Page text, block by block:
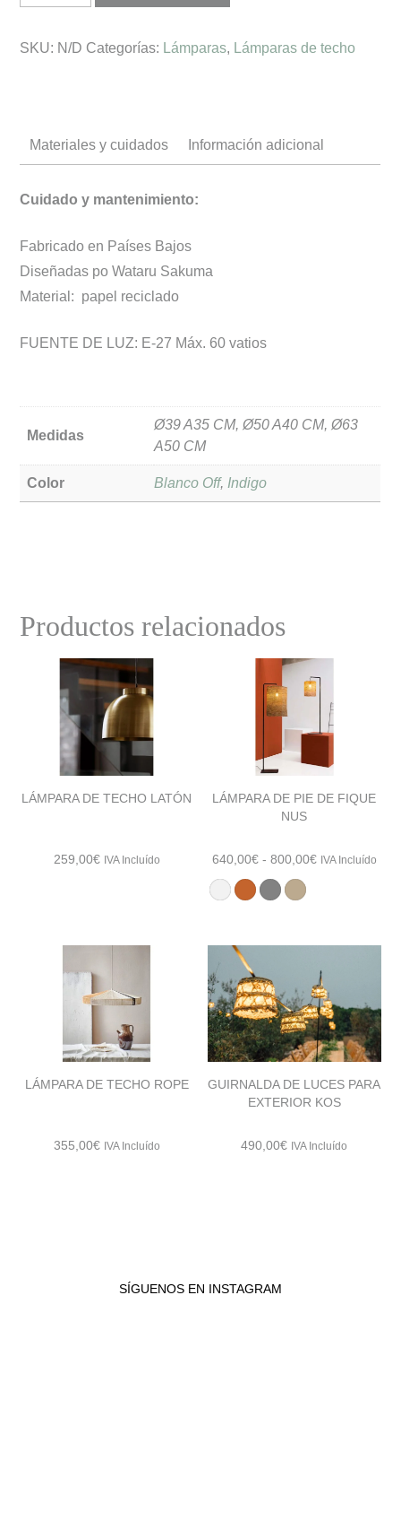
HOZUKI
SKU: N/D Categorías: Lámparas, Lámparas de techo
Materiales y cuidados Información adicional
Cuidado y mantenimiento:
Fabricado en Países Bajos
Diseñadas po Wataru Sakuma
Material: papel reciclado
FUENTE DE LUZ: E-27 Máx. 60 vatios
Medidas
Ø39 A35 CM, Ø50 A40 CM, Ø63
A50 CM
Color Blanco Off,Indigo
Productos relacionados
LÁMPARA DE TECHO LATÓN
259,00€ IVA Incluído
LÁMPARA DE PIE DE FIQUE
NUS
640,00€ - 800,00€Rango
640,00€
800,00€
IVA Incluído
LÁMPARA DE TECHO ROPE
355,00€ IVA Incluído
GUIRNALDA DE LUCES PARA
EXTERIOR KOS
490,00€ IVA Incluído
SÍGUENOS EN INSTAGRAM